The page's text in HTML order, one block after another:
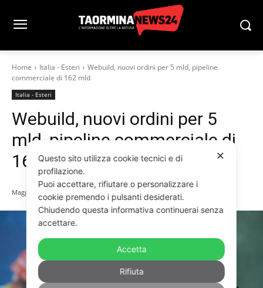
Home Italia - Esteri
Webuild, nuovi ordini per 5 mld, pipeline
commerciale di 162 mld
Italia - Esteri
Webuild, nuovi ordini per 5
mld, pipeline commerciale di
162 mld
Maggio 15, 2025
✕
Questo sito utilizza cookie tecnici e di
profilazione.
Puoi accettare, rifiutare o personalizzare i
cookie premendo i pulsanti desiderati.
Chiudendo questa informativa continuerai senza
accettare.
Accetta
Rifiuta